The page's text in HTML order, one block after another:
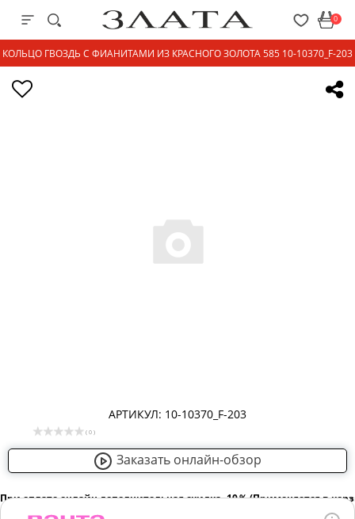
0
КОЛЬЦО ГВОЗДЬ С ФИАНИТАМИ ИЗ КРАСНОГО ЗОЛОТА 585 10-10370_F-203
АРТИКУЛ: 10-10370_F-203
( 0 )
Заказать онлайн-обзор
При оплате онлайн дополнительная скидка -10％ (Применяется в